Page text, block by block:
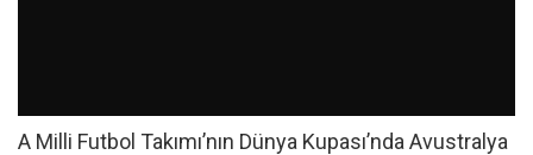
A Milli Futbol Takımı’nın Dünya Kupası’nda Avustralya